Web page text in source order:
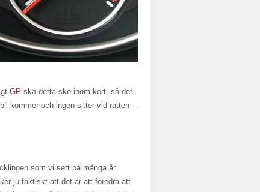
GP ska detta ske inom kort, så det
kommer och ingen sitter vid ratten –
som vi sett på många år
ju faktiskt att det är att föredra att